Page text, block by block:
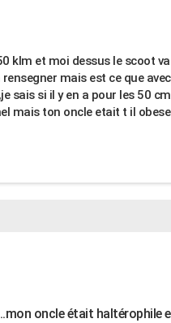
klm et moi dessus le scoot
mais est ce que
sais si il y en a pour les 50
mais ton oncle etait t il
oncle était haltérophile